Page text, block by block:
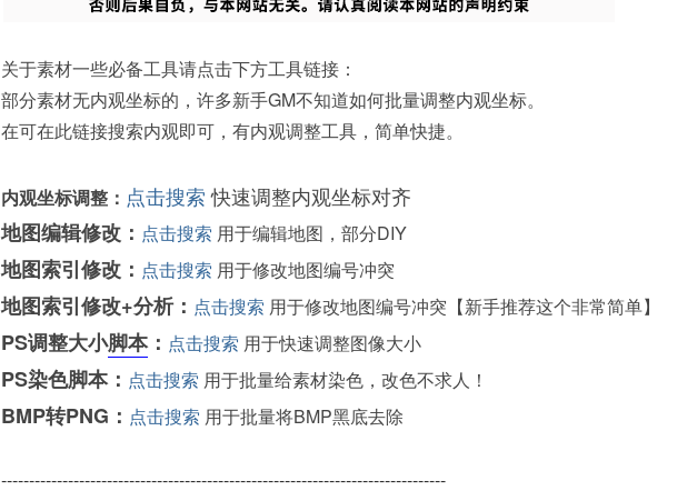
关于素材一些必备工具请点击下方工具链接：
部分素材无内观坐标的，许多新手GM不知道如何批量调整内观坐标。
在可在此链接搜索内观即可，有内观调整工具，简单快捷。
内观坐标调整： 点击搜索快速调整内观坐标对齐
地图编辑修改： 点击搜索 用于编辑地图，部分DIY
地图索引修改： 点击搜索 用于修改地图编号冲突
地图索引修改+分析： 点击搜索 用于修改地图编号冲突【新手推荐这个非常简单】
PS调整大小脚本： 点击搜索 用于快速调整图像大小
PS染色脚本： 点击搜索 用于批量给素材染色，改色不求人！
BMP转PNG： 点击搜索 用于批量将BMP黑底去除
--------------------------------------------------------------------------------